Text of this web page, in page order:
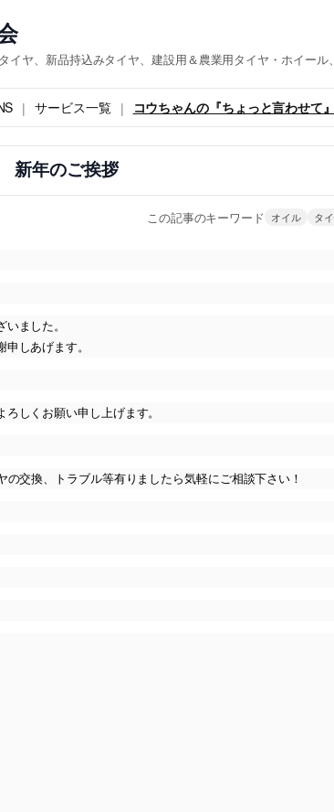
イヤ、新品持込みタイヤ、建設用＆農業用タイヤ・ホイール
サービス一覧 コウちゃんの『ちょっと言わせて』
新年のご挨拶
この記事のキーワード オイル タ
ました。
しあげます。
しくお願い申し上げます。
交換、トラブル等有りましたら気軽にご相談下さい！